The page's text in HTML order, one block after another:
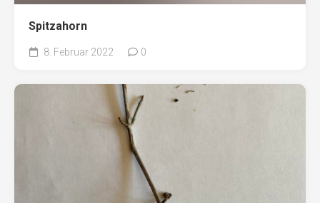
Spitzahorn
8. Februar 2022 0